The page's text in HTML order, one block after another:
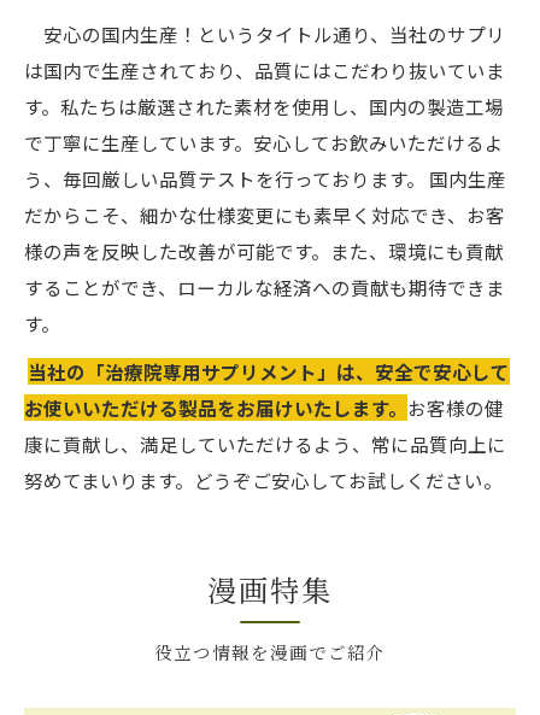
安心の国内生産！というタイトル通り、当社のサプリ
は国内で生産されており、品質にはこだわり抜いていま
す。私たちは厳選された素材を使用し、国内の製造工場
で丁寧に生産しています。安心してお飲みいただけるよ
う、毎回厳しい品質テストを行っております。 国内生産
だからこそ、細かな仕様変更にも素早く対応でき、お客
様の声を反映した改善が可能です。また、環境にも貢献
することができ、ローカルな経済への貢献も期待できま
す。
当社の「治療院専用サプリメント」は、安全で安心して
お使いいただける製品をお届けいたします。 お客様の健
康に貢献し、満足していただけるよう、常に品質向上に
努めてまいります。どうぞご安心してお試しください。
漫画特集
役立つ情報を漫画でご紹介